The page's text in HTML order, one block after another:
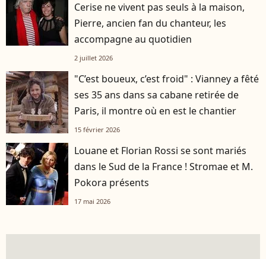
Cerise ne vivent pas seuls à la maison,
Pierre, ancien fan du chanteur, les
accompagne au quotidien
2 juillet 2026
"C’est boueux, c’est froid" : Vianney a fêté
ses 35 ans dans sa cabane retirée de
Paris, il montre où en est le chantier
15 février 2026
Louane et Florian Rossi se sont mariés
dans le Sud de la France ! Stromae et M.
Pokora présents
17 mai 2026